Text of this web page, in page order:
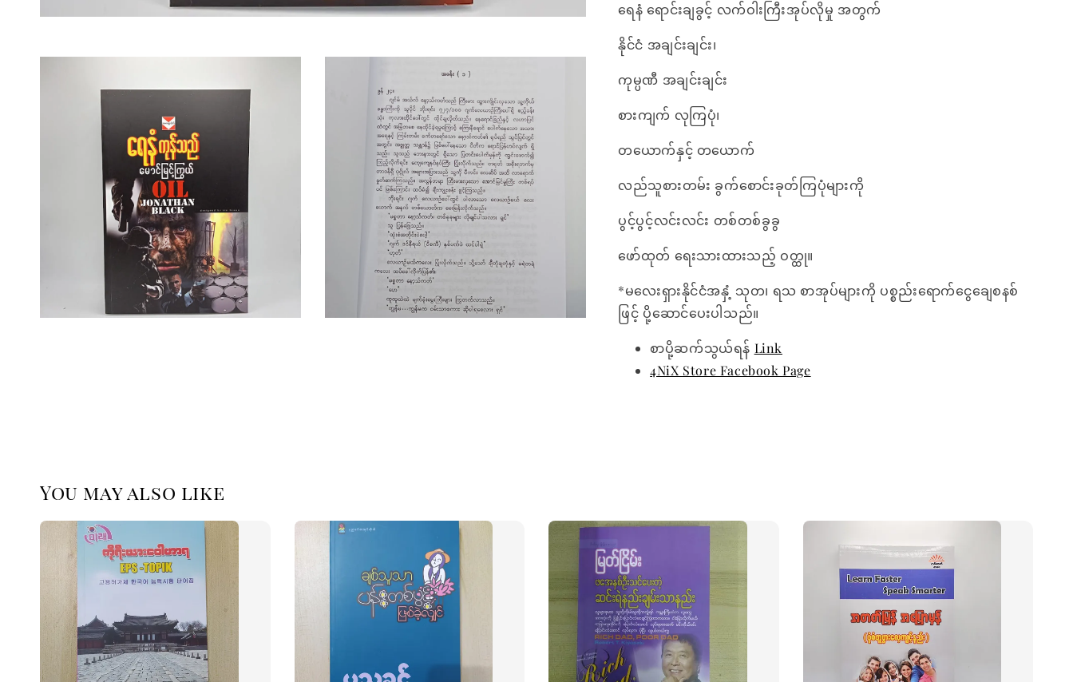
ရေနံ ရောင်းချခွင့် လက်ဝါးကြီးအုပ်လိုမှု အတွက်
နိုင်ငံ အချင်းချင်း၊
ကုမ္ပဏီ အချင်းချင်း
စားကျက် လုကြပုံ၊
တယောက်နှင့် တယောက်
လည်သူစားတမ်း ခွက်စောင်းခုတ်ကြပုံများကို
ပွင့်ပွင့်လင်းလင်း တစ်တစ်ခွခွ
ဖော်ထုတ် ရေးသားထားသည့် ဝတ္ထု။
*မလေးရှားနိုင်ငံအနှံ့ သုတ၊ ရသ စာအုပ်များကို ပစ္စည်းရောက်ငွေချေစနစ်
ဖြင့် ပို့ဆောင်ပေးပါသည်။
စာပို့ဆက်သွယ်ရန် Link
4NiX Store Facebook Page
You may also like